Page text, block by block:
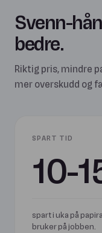
Svenn-
bedre.
Riktig pris, mindre
mer overskudd og
SPART TID
10-
spart i uka på
bruker på jobben.